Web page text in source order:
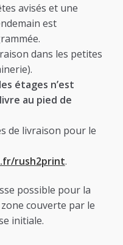
avisés et une
est
dans les petites
étages n’est
au pied de
de livraison pour le
rush2print.
possible pour la
couverte par le
initiale.